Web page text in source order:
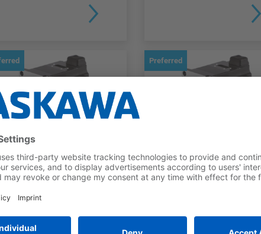
SGM7A
SGM7A-04A6A6C
VÄÄNTÖMOM
1,27 Nm
3 000
Preferred
SGM7A
SGM7A-06A6A61
3 000
1/min